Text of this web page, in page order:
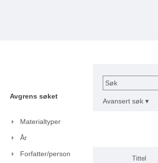
Avgrens søket
Materialtyper
År
Forfatter/person
Søk
Avansert søk ▾
Tittel